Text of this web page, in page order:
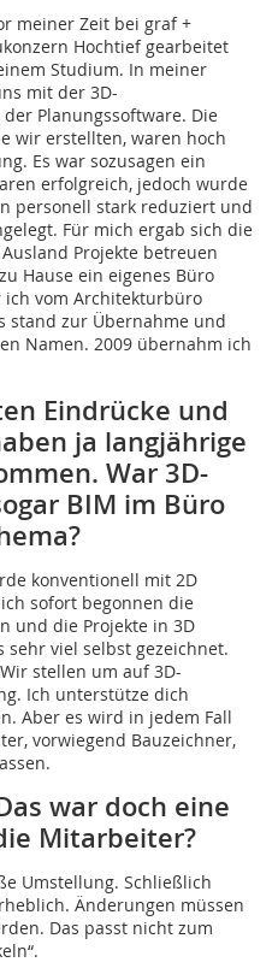
meiner Zeit bei graf +
Hochtief gearbeitet
Studium. In meiner
mit der 3D-
Planungssoftware. Die
wir erstellten, waren hoch
Es war sozusagen ein
erfolgreich, jedoch wurde
personell stark reduziert und
Für mich ergab sich die
Projekte betreuen
Hause ein eigenes Büro
vom Architekturbüro
stand zur Übernahme und
Namen. 2009 übernahm ich
Eindrücke und
ja langjährige
War 3D-
BIM im Büro
konventionell mit 2D
sofort begonnen die
und die Projekte in 3D
sehr viel selbst gezeichnet.
stellen um auf 3D-
Ich unterstütze dich
Aber es wird in jedem Fall
vorwiegend Bauzeichner,
war doch eine
Mitarbeiter?
Umstellung. Schließlich
Änderungen müssen
Das passt nicht zum